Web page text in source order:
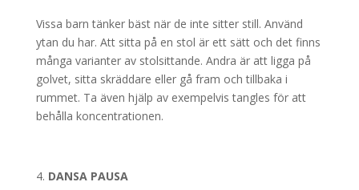
Vissa barn tänker bäst när de inte sitter still. Använd
ytan du har. Att sitta på en stol är ett sätt och det finns
många varianter av stolsittande. Andra är att ligga på
golvet, sitta skräddare eller gå fram och tillbaka i
rummet. Ta även hjälp av exempelvis tangles för att
behålla koncentrationen.
DANSA PAUSA